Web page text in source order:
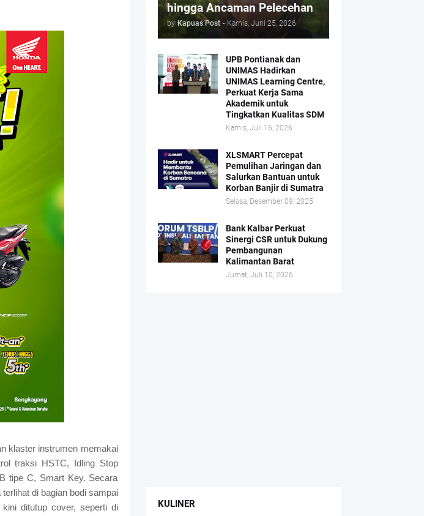
klaster instrumen memakai
traksi HSTC, Idling Stop
tipe C, Smart Key. Secara
di bagian bodi sampai
ditutup cover, seperti di
hingga Ancaman Pelecehan
by Kapuas Post - Kamis, Juni 25, 2026
UPB Pontianak dan
UNIMAS Hadirkan
UNIMAS Learning Centre,
Perkuat Kerja Sama
Akademik untuk
Tingkatkan Kualitas SDM
Kamis, Juli 16, 2026
XLSMART Percepat
Pemulihan Jaringan dan
Salurkan Bantuan untuk
Korban Banjir di Sumatra
Selasa, Desember 09, 2025
Bank Kalbar Perkuat
Sinergi CSR untuk Dukung
Pembangunan
Kalimantan Barat
Jumat, Juli 10, 2026
KULINER